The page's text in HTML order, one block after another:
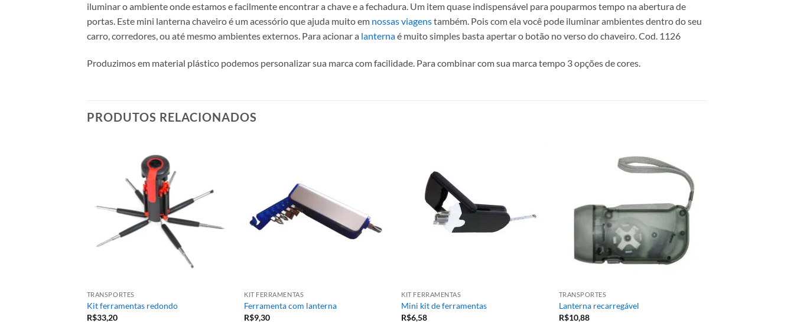
iluminar o ambiente onde estamos e facilmente encontrar a chave e a fechadura. Um item quase indispensável para pouparmos tempo na abertura de
portas. Este mini lanterna chaveiro é um acessório que ajuda muito em nossas viagenstambém. Pois com ela você pode iluminar ambientes dentro do seu
carro, corredores, ou até mesmo ambientes externos. Para acionar a lanternaé muito simples basta apertar o botão no verso do chaveiro. Cod. 1126
Produzimos em material plástico podemos personalizar sua marca com facilidade. Para combinar com sua marca tempo 3 opções de cores.
PRODUTOS RELACIONADOS
TRANSPORTES
Kit ferramentas redondo
R$33,20
KIT FERRAMENTAS
Ferramenta com lanterna
R$9,30
KIT FERRAMENTAS
Mini kit de ferramentas
R$6,58
TRANSPORTES
Lanterna recarregável
R$10,88